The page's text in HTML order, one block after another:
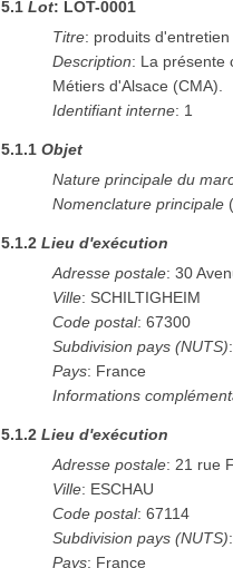
5.1Lot: LOT-0001
Titre: produits
Description: La présente
Métiers d'Alsace (CMA).
Identifiant interne: 1
5.1.1Objet
Nature principale du
Nomenclature principale
5.1.2Lieu d'exécution
Adresse postale:30
Ville: SCHILTIGHEIM
Code postal:67300
Subdivision pays (NUTS):
Pays: France
Informations
5.1.2Lieu d'exécution
Adresse postale:21 rue
Ville: ESCHAU
Code postal:67114
Subdivision pays (NUTS):
Pays: France